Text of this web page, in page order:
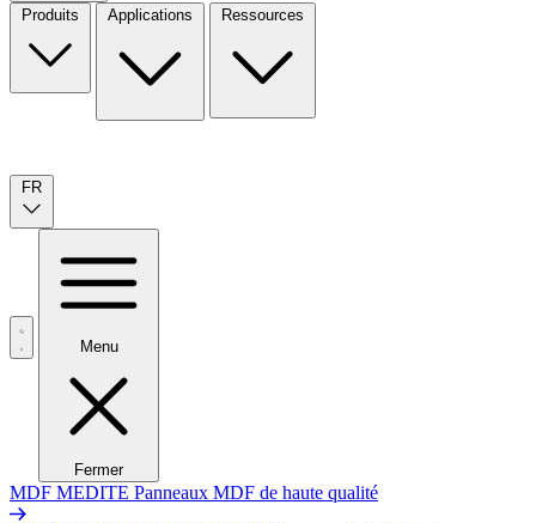
Produits
Applications Ressources
FR
Menu
Fermer
MDF MEDITE Panneaux MDF de haute qualité